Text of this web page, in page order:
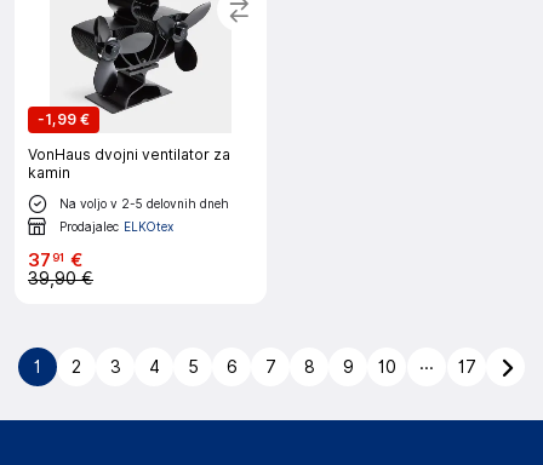
-1,99 €
VonHaus dvojni ventilator za
kamin
Na voljo v 2-5 delovnih dneh
Prodajalec ELKOtex
3791 €
39,90 €
1 2 3 4 5 6 7 8 9 10 ... 17